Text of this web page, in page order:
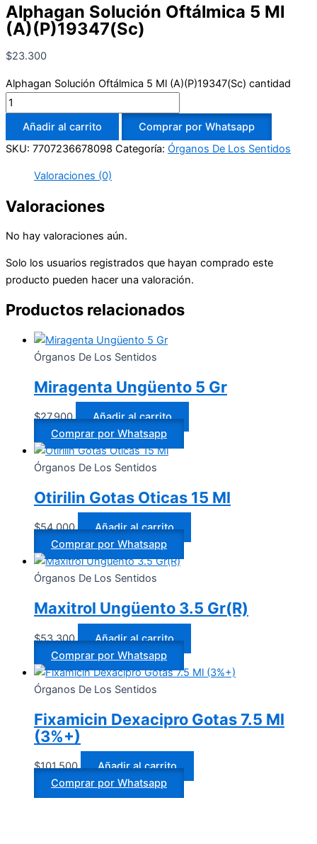
Alphagan Solución Oftálmica 5 Ml
(A)(P)19347(Sc)
$23.300
Alphagan Solución Oftálmica 5 Ml (A)(P)19347(Sc) cantidad
Añadir al carrito
Comprar por Whatsapp
SKU: 7707236678098 Categoría: Órganos De Los Sentidos
Valoraciones (0)
Valoraciones
No hay valoraciones aún.
Solo los usuarios registrados que hayan comprado este
producto pueden hacer una valoración.
Productos relacionados
Órganos De Los Sentidos
Miragenta Ungüento 5 Gr
$27.900
Añadir al carrito
Comprar por Whatsapp
Órganos De Los Sentidos
Otirilin Gotas Oticas 15 Ml
$54.000
Añadir al carrito
Comprar por Whatsapp
Órganos De Los Sentidos
Maxitrol Ungüento 3.5 Gr(R)
$53.300
Añadir al carrito
Comprar por Whatsapp
Órganos De Los Sentidos
Fixamicin Dexacipro Gotas 7.5 Ml
(3%+)
$101.500
Añadir al carrito
Comprar por Whatsapp